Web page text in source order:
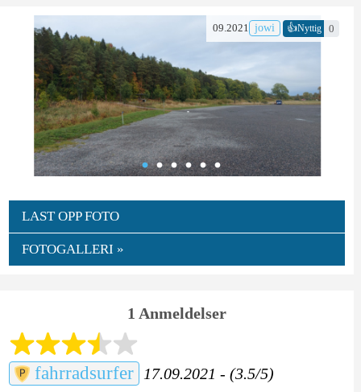
09.2021 jowi 👍Nyttig 0
LAST OPP FOTO
FOTOGALLERI »
1 Anmeldelser
fahrradsurfer
17.09.2021 - (3.5/5)